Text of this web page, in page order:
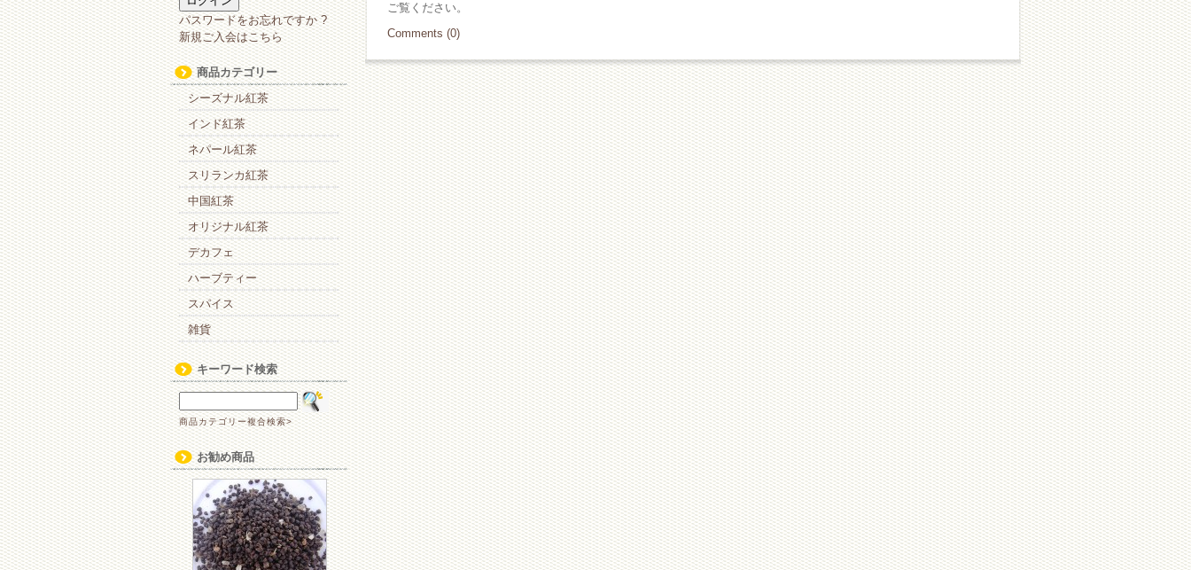
パスワードをお忘れですか ?
新規ご入会はこちら
商品カテゴリー
シーズナル紅茶
インド紅茶
ネパール紅茶
スリランカ紅茶
中国紅茶
オリジナル紅茶
デカフェ
ハーブティー
スパイス
雑貨
キーワード検索
商品カテゴリー複合検索>
お勧め商品
ご覧ください。
Comments (0)